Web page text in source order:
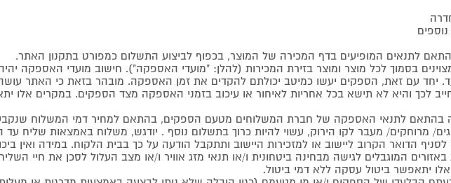
לתנאים המופיעים בדף המכירה של המוצר, בכפוף לביצוע התשלום כמפורט בתקנון האתר.
בסמוך לכל מוצר ומוצר בזירת המכירות (להלן: "מועדי האספקה"). חישוב מועדי האספקה
יחד עם זאת, הספקים יעשו כמיטב יכולתם להקדים את זמן האספקה. מובהר בזאת כי האתר
לכך והיא לא תישא בכל אחריות לאיחור או עיכוב בזמני האספקה מצד הספקים. במקרים אלו
בהתאם לתנאי האספקה של חברת המשלוחים מטעם הספקים, בהתאם למחיר דמי המשלוח
מרוחקים/ מעבר לקו הירוק, עשוי להיות כרוך בתשלום נוסף . יודגש, משלוח באמצאות שליח עד
לסניף הדואר הקרוב ליישוב או למזכירות היישוב ותתקבל הודעה על כך בבית הלקוח. במידה
המוגבלים לגישה מבחינה ביטחונית ו/או תנאי מזג אוויר ו/או מצב העלול לסכן את חיי
יתאפשר ביטול עסקה ללא דמי ביטול.